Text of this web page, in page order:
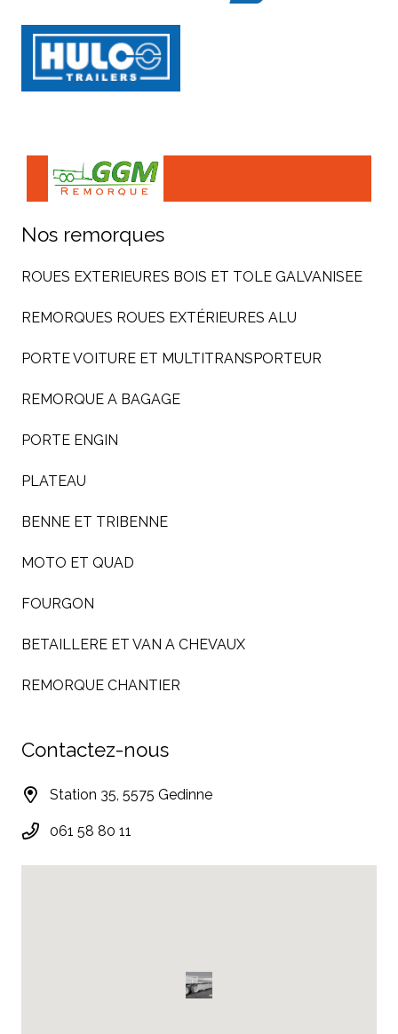
Nos remorques
ROUES EXTERIEURES BOIS ET TOLE GALVANISEE
REMORQUES ROUES EXTÉRIEURES ALU
PORTE VOITURE ET MULTITRANSPORTEUR
REMORQUE A BAGAGE
PORTE ENGIN
PLATEAU
BENNE ET TRIBENNE
MOTO ET QUAD
FOURGON
BETAILLERE ET VAN A CHEVAUX
REMORQUE CHANTIER
Contactez-nous
Station 35, 5575 Gedinne
061 58 80 11